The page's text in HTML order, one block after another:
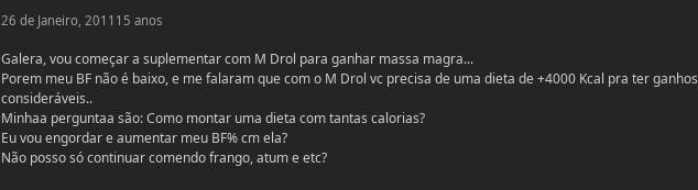
26 de Janeiro, 2011 15 anos
Galera, vou começar a suplementar com M Drol para ganhar massa magra...
Porem meu BF não é baixo, e me falaram que com o M Drol vc precisa de uma dieta de +4000 Kcal pra ter ganhos
consideráveis..
Minhaa perguntaa são: Como montar uma dieta com tantas calorias?
Eu vou engordar e aumentar meu BF% cm ela?
Não posso só continuar comendo frango, atum e etc?